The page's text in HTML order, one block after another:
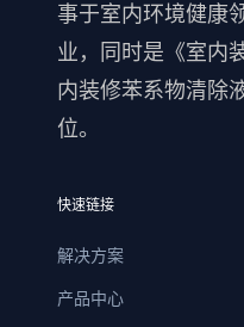
事于室内环境健康
业，同时是《室内
内装修苯系物清除
位。
快速链接
解决方案
产品中心